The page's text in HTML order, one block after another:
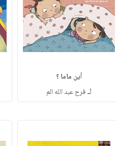
أين ماما ؟
لـفرح عبد الله الم